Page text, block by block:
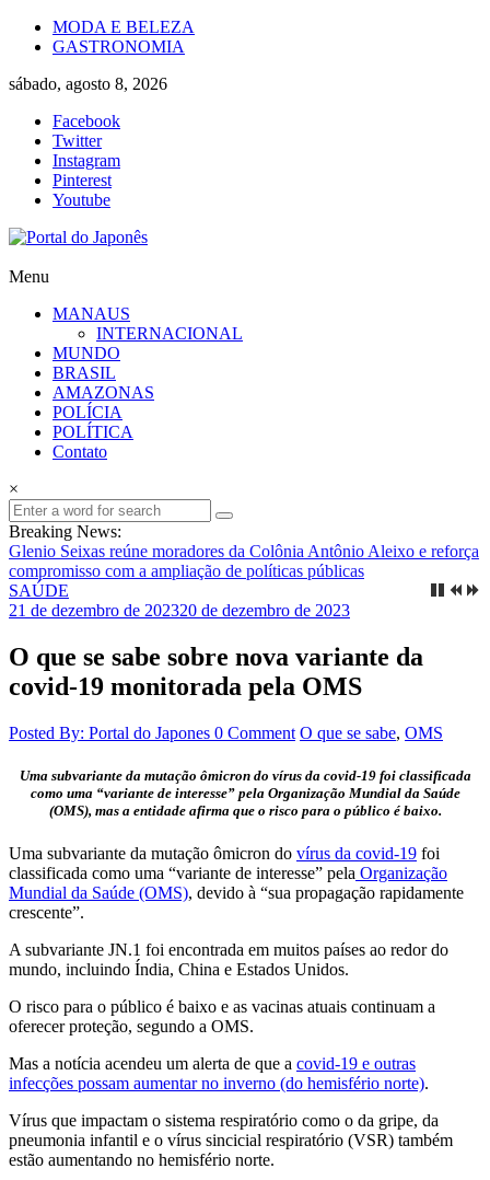
Skip
MODA E BELEZA
GASTRONOMIA
sábado, agosto 8, 2026
Facebook
Twitter
Instagram
Pinterest
Youtube
Portal
Japonês
Japão
mais
perto
Menu
MANAUS
INTERNACIONAL
MUNDO
BRASIL
AMAZONAS
POLÍCIA
POLÍTICA
Contato
×
Breaking News:
Glenio Seixas reúne moradores da Colônia Antônio Aleixo e reforça
compromisso com a ampliação de políticas públicas
SAÚDE
21 de dezembro de 202320 de dezembro de 2023
O que se sabe sobre nova variante da
covid-19 monitorada pela OMS
Posted By: Portal do Japones 0 Comment O que se sabe, OMS
Uma subvariante da mutação ômicron do vírus da covid-19 foi classificada
como uma “variante de interesse” pela Organização Mundial da Saúde
(OMS), mas a entidade afirma que o risco para o público é baixo.
Uma subvariante da mutação ômicron do vírus da covid-19 foi
classificada como uma “variante de interesse” pela Organização
Mundial da Saúde (OMS), devido à “sua propagação rapidamente
crescente”.
A subvariante JN.1 foi encontrada em muitos países ao redor do
mundo, incluindo Índia, China e Estados Unidos.
O risco para o público é baixo e as vacinas atuais continuam a
oferecer proteção, segundo a OMS.
Mas a notícia acendeu um alerta de que a covid-19 e outras
infecções possam aumentar no inverno (do hemisfério norte).
Vírus que impactam o sistema respiratório como o da gripe, da
pneumonia infantil e o vírus sincicial respiratório (VSR) também
estão aumentando no hemisfério norte.